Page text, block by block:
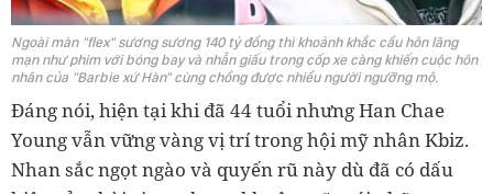
Ngoài màn "flex" sương sương 140 tỷ đồng thì khoảnh khắc cầu hôn lãng
mạn như phim với bóng bay và nhẫn giấu trong cốp xe càng khiến cuộc hôn
nhân của "Barbie xứ Hàn" cùng chồng được nhiều người ngưỡng mộ.
Đáng nói, hiện tại khi đã 44 tuổi nhưng Han Chae
Young vẫn vững vàng vị trí trong hội mỹ nhân Kbiz.
Nhan sắc ngọt ngào và quyến rũ này dù đã có dấu